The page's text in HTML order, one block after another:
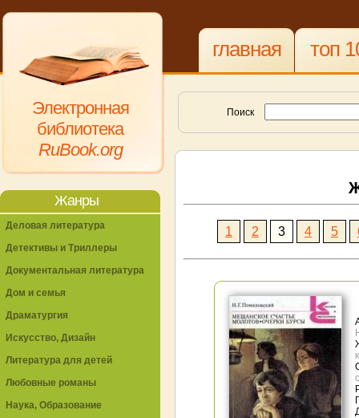
Электронная
библиотека
RuBook.org
главная топ
Поиск
1 2 3 4 5
Жанры
Деловая литература
Детективы и Триллеры
Документальная литература
Дом и семья
Драматургия
Искусство, Дизайн
Литература для детей
Любовные романы
Наука, Образование